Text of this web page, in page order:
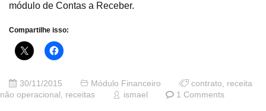
módulo de Contas a Receber.
Compartilhe isso:
30/11/2015 Módulo Financeiro contrato
receita
não operacional
receitas ismael 1 Comments